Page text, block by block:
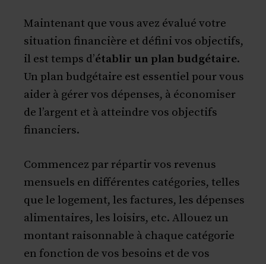
Maintenant que vous avez évalué votre
situation financière et défini vos objectifs,
il est temps d’établir un plan budgétaire.
Un plan budgétaire est essentiel pour vous
aider à gérer vos dépenses, à économiser
de l’argent et à atteindre vos objectifs
financiers.
Commencez par répartir vos revenus
mensuels en différentes catégories, telles
que le logement, les factures, les dépenses
alimentaires, les loisirs, etc. Allouez un
montant raisonnable à chaque catégorie
en fonction de vos besoins et de vos